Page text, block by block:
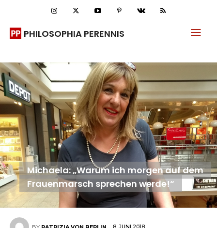
PHILOSOPHIA PERENNIS
Michaela: „Warum ich morgen auf dem
Frauenmarsch sprechen werde!“